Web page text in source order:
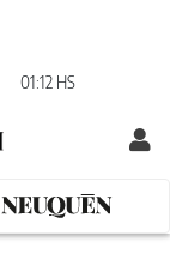
01:12 HS